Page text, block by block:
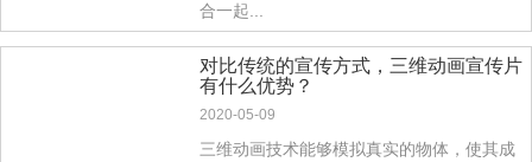
合一起...
对比传统的宣传方式，三维动画宣传片
有什么优势？
2020-05-09
三维动画技术能够模拟真实的物体，使其成